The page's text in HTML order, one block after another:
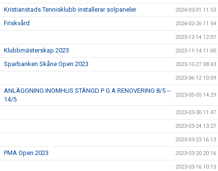
Kristianstads Tennisklubb installerar solpaneler 2024-03-01 11:53
Friskvård 2024-02-26 11:54
2023-12-14 12:07
Klubbmästerskap 2023 2023-11-14 11:00
Sparbanken Skåne Open 2023 2023-10-27 08:43
2023-06-12 10:09
ANLÄGGNING INOMHUS STÄNGD P G A RENOVERING 8/5 --
14/5
2023-05-05 14:29
2023-03-30 11:47
2023-03-24 13:27
2023-03-23 16:13
PMA Open 2023 2023-03-20 20:16
2023-03-16 10:13